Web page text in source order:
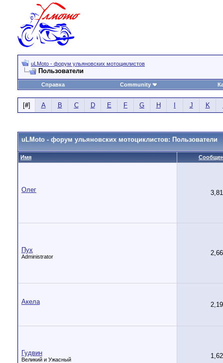
uLMoto - форум ульяновских мотоциклистов
Пользователи
Справка Community
[#] A B C D E F G H J K
uLMoto - форум ульяновских мотоциклистов: Пользователи
Имя
Олег
Пух
Administrator
Акела
Гудвин
Великий и Ужасный